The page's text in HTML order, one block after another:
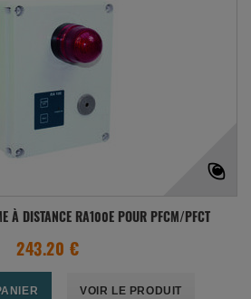
À DISTANCE RA100E POUR PFCM/PFCT
243.20 €
VOIR LE PRODUIT